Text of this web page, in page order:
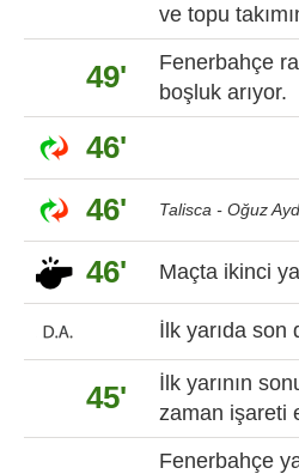
ve topu
49'
Fenerbahçe
boşluk arıyor.
46'
46'
Talisca - Oğuz
46' Maçta ikinci
İlk yarıda son
45'
İlk yarının
zaman işareti
Fenerbahçe